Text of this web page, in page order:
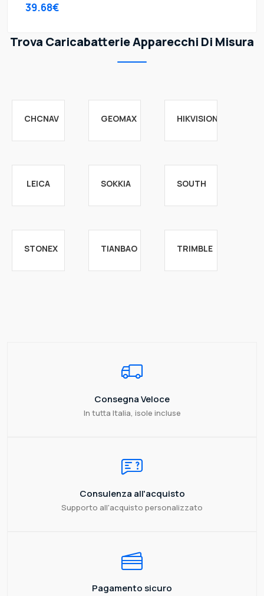
39.68€
Trova Caricabatterie Apparecchi Di Misura
CHCNAV GEOMAX HIKVISION
LEICA SOKKIA SOUTH
STONEX TIANBAO TRIMBLE
Consegna Veloce
In tutta Italia, isole incluse
Consulenza all'acquisto
Supporto all'acquisto personalizzato
Pagamento sicuro